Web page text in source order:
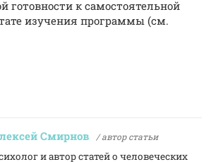
готовности к самостоятельной
изучения программы (см.
Смирнов / автор статьи
и автор статей о человеческих